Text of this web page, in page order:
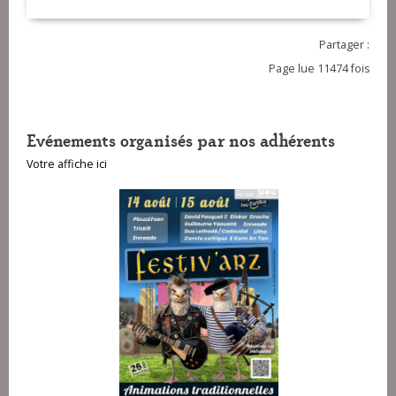
(1998)
Partager :
Page lue 11474 fois
Evénements organisés par nos adhérents
Votre affiche ici